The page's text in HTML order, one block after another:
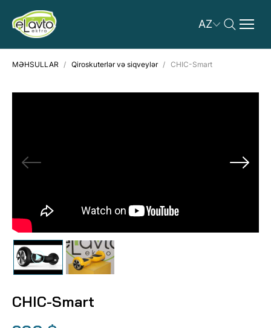
AZ
MƏHSULLAR Qiroskuterlər və siqveylər CHIC-Smart
CHIC-Smart